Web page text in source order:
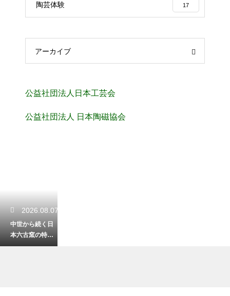
陶芸体験 17
アーカイブ
公益社団法人日本工芸会
公益社団法人 日本陶磁協会
2026.08.07
中世から続く日
本六古窯の特徴
の一覧！それぞ